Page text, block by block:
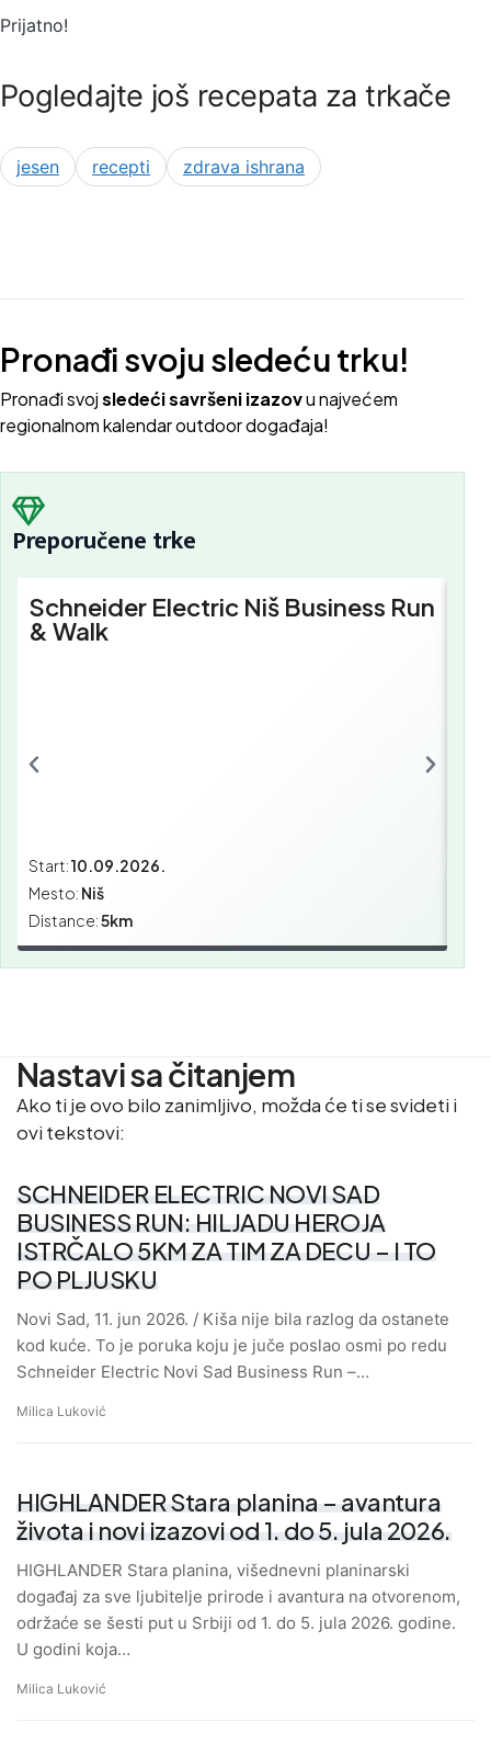
Prijatno!
Pogledajte još recepata za trkače
jesen recepti zdrava ishrana
Pronađi svoju sledeću trku!
Pronađi svojsledeći savršeni izazovu najvećem
regionalnom kalendar outdoor događaja!
Preporučene trke
Schneider Electric Niš Business Run
& Walk
Start:10.09.2026.
Mesto: Niš
Distance:5km
Nastavi sa čitanjem
Ako ti je ovo bilo zanimljivo, možda će ti se svideti i
ovi tekstovi:
SCHNEIDER ELECTRIC NOVI SAD
BUSINESS RUN: HILJADU HEROJA
ISTRČALO 5KM ZA TIM ZA DECU – I TO
PO PLJUSKU
Novi Sad, 11. jun 2026. / Kiša nije bila razlog da ostanete
kod kuće. To je poruka koju je juče poslao osmi po redu
Schneider Electric Novi Sad Business Run –…
Milica Luković
HIGHLANDER Stara planina – avantura
života i novi izazovi od 1. do 5. jula 2026.
HIGHLANDER Stara planina, višednevni planinarski
događaj za sve ljubitelje prirode i avantura na otvorenom,
održaće se šesti put u Srbiji od 1. do 5. jula 2026. godine.
U godini koja…
Milica Luković